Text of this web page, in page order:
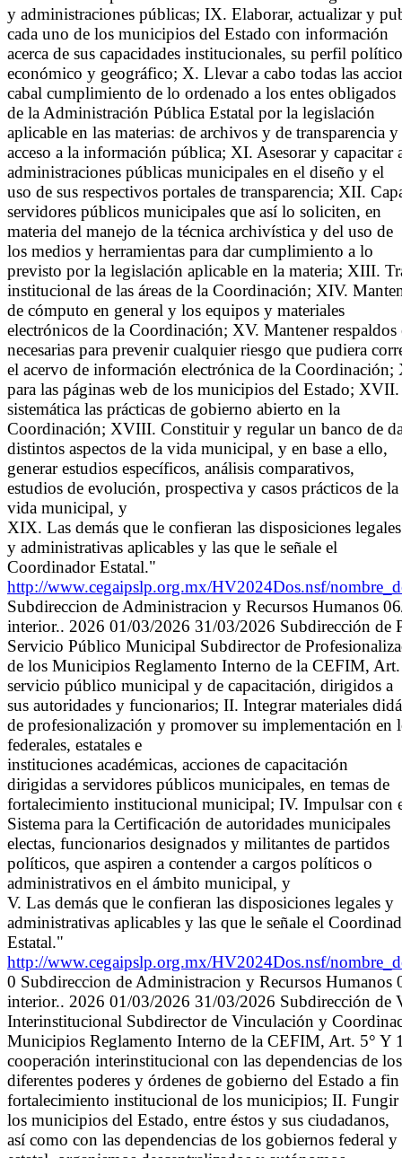
y administraciones públicas; IX. Elaborar, actualizar y
cada uno de los municipios del Estado con información
acerca de sus capacidades institucionales, su perfil
económico y geográfico; X. Llevar a cabo todas las
cabal cumplimiento de lo ordenado a los entes obligados
de la Administración Pública Estatal por la legislación
aplicable en las materias: de archivos y de transparencia y
acceso a la información pública; XI. Asesorar y capacitar
administraciones públicas municipales en el diseño y el
uso de sus respectivos portales de transparencia; XII.
servidores públicos municipales que así lo soliciten, en
materia del manejo de la técnica archivística y del uso de
los medios y herramientas para dar cumplimiento a lo
previsto por la legislación aplicable en la materia; XIII.
institucional de las áreas de la Coordinación; XIV.
de cómputo en general y los equipos y materiales
electrónicos de la Coordinación; XV. Mantener respaldos
necesarias para prevenir cualquier riesgo que pudiera
el acervo de información electrónica de la
para las páginas web de los municipios del Estado;
sistemática las prácticas de gobierno abierto en la
Coordinación; XVIII. Constituir y regular un banco de
distintos aspectos de la vida municipal, y en base a ello,
generar estudios específicos, análisis comparativos,
estudios de evolución, prospectiva y casos prácticos de la
vida municipal, y
XIX. Las demás que le confieran las disposiciones legales
y administrativas aplicables y las que le señale el
Coordinador Estatal."
http://www.cegaipslp.org.mx/HV2024Dos.nsf/
Subdireccion de Administracion y Recursos Humanos
interior.. 2026 01/03/2026 31/03/2026 Subdirección de
Servicio Público Municipal Subdirector de
de los Municipios Reglamento Interno de la CEFIM,
servicio público municipal y de capacitación, dirigidos a
sus autoridades y funcionarios; II. Integrar materiales
de profesionalización y promover su implementación
federales, estatales e
instituciones académicas, acciones de capacitación
dirigidas a servidores públicos municipales, en temas de
fortalecimiento institucional municipal; IV. Impulsar con
Sistema para la Certificación de autoridades municipales
electas, funcionarios designados y militantes de partidos
políticos, que aspiren a contender a cargos políticos o
administrativos en el ámbito municipal, y
V. Las demás que le confieran las disposiciones legales y
administrativas aplicables y las que le señale el
Estatal."
http://www.cegaipslp.org.mx/HV2024Dos.nsf/
0 Subdireccion de Administracion y Recursos Humanos
interior.. 2026 01/03/2026 31/03/2026 Subdirección
Interinstitucional Subdirector de Vinculación y
Municipios Reglamento Interno de la CEFIM, Art. 5° Y
cooperación interinstitucional con las dependencias de los
diferentes poderes y órdenes de gobierno del Estado a
fortalecimiento institucional de los municipios; II. Fungir
los municipios del Estado, entre éstos y sus ciudadanos,
así como con las dependencias de los gobiernos federal y